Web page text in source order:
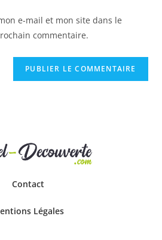
e-mail et mon site dans le
commentaire.
Contact
Légales